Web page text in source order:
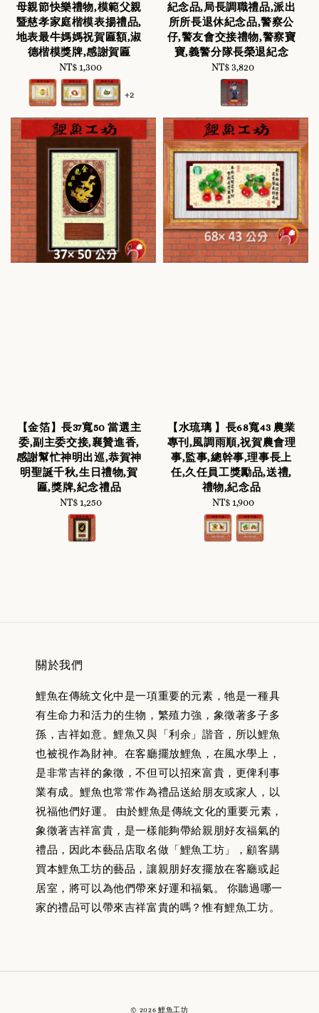
母親節快樂禮物,模範父親
暨慈孝家庭楷模表揚禮品,
地表最牛媽媽祝賀匾額,淑
德楷模獎牌,感謝賀匾
Regular
price
NT$ 1,300
+2
紀念品,局長調職禮品,派出
所所長退休紀念品,警察公
仔,警友會交接禮物,警察寶
寶,義警分隊長榮退紀念
Regular
price
NT$ 3,820
【金箔】長37寬50 當選主
委,副主委交接,襄贊進香,
感謝幫忙神明出巡,恭賀神
明聖誕千秋,生日禮物,賀
匾,獎牌,紀念禮品
Regular
price
NT$ 1,250
【水琉璃 】長68寬43 農業
專刊,風調雨順,祝賀農會理
事,監事,總幹事,理事長上
任,久任員工獎勵品,送禮,
禮物,紀念品
Regular
price
NT$ 1,900
關於我們
鯉魚在傳統文化中是一項重要的元素，牠是一種具
有生命力和活力的生物，繁殖力強，象徵著多子多
孫，吉祥如意。鯉魚又與「利余」諧音，所以鯉魚
也被視作為財神。在客廳擺放鯉魚，在風水學上，
是非常吉祥的象徵，不但可以招來富貴，更俾利事
業有成。鯉魚也常常作為禮品送給朋友或家人，以
祝福他們好運。 由於鯉魚是傳統文化的重要元素，
象徵著吉祥富貴，是一樣能夠帶給親朋好友福氣的
禮品，因此本藝品店取名做「鯉魚工坊」，顧客購
買本鯉魚工坊的藝品，讓親朋好友擺放在客廳或起
居室，將可以為他們帶來好運和福氣。 你聽過哪一
家的禮品可以帶來吉祥富貴的嗎？惟有鯉魚工坊。
© 2026 鯉魚工坊